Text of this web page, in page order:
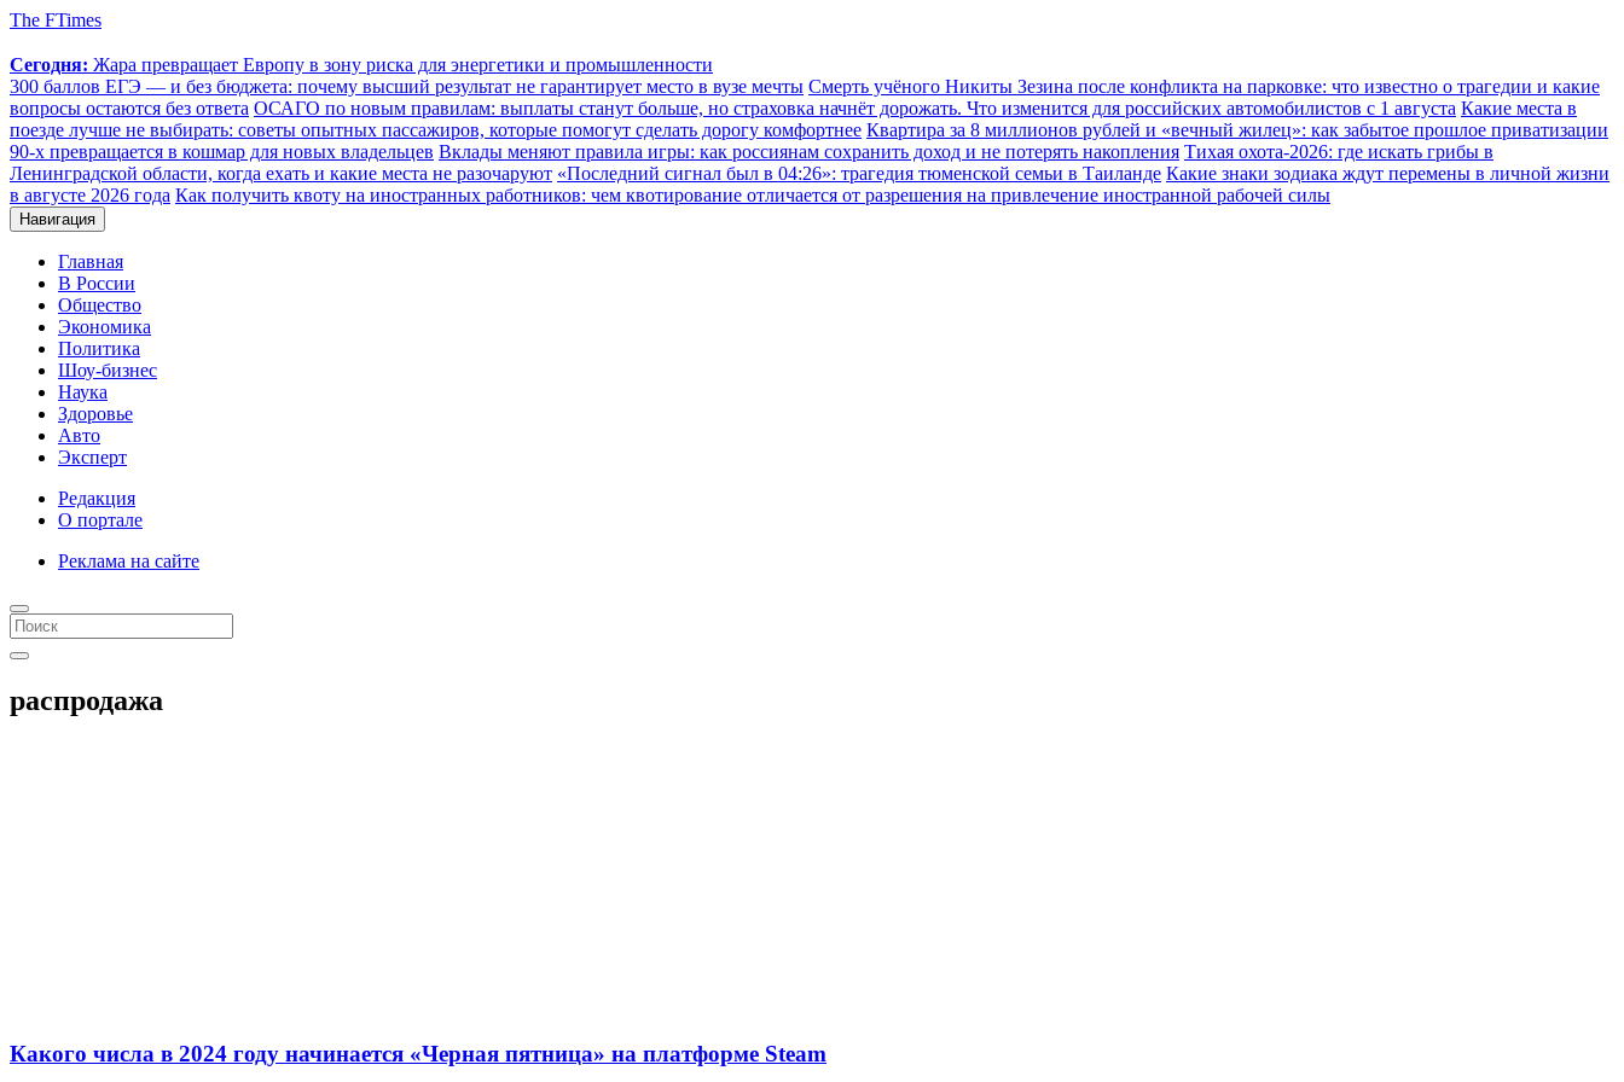
The FTimes
Сегодня: Жара превращает Европу в зону риска для энергетики и промышленности
300 баллов ЕГЭ — и без бюджета: почему высший результат не гарантирует место в вузе мечты Смерть учёного Никиты Зезина после конфликта на парковке: что известно о трагедии и какие
вопросы остаются без ответа ОСАГО по новым правилам: выплаты станут больше, но страховка начнёт дорожать. Что изменится для российских автомобилистов с 1 августа Какие места в
поезде лучше не выбирать: советы опытных пассажиров, которые помогут сделать дорогу комфортнее Квартира за 8 миллионов рублей и «вечный жилец»: как забытое прошлое приватизации
90-х превращается в кошмар для новых владельцев Вклады меняют правила игры: как россиянам сохранить доход и не потерять накопления Тихая охота-2026: где искать грибы в
Ленинградской области, когда ехать и какие места не разочаруют «Последний сигнал был в 04:26»: трагедия тюменской семьи в Таиланде Какие знаки зодиака ждут перемены в личной жизни
в августе 2026 года Как получить квоту на иностранных работников: чем квотирование отличается от разрешения на привлечение иностранной рабочей силы
Навигация
Главная
В России
Общество
Экономика
Политика
Шоу-бизнес
Наука
Здоровье
Авто
Эксперт
Редакция
О портале
Реклама на сайте
распродажа
Какого числа в 2024 году начинается «Черная пятница» на платформе Steam